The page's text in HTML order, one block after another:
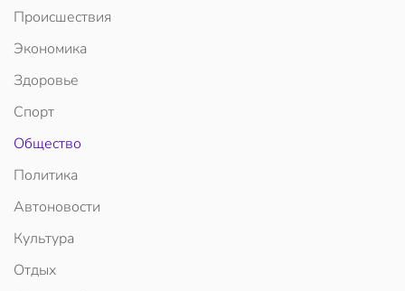
Происшествия
Экономика
Здоровье
Спорт
Общество
Политика
Автоновости
Культура
Отдых